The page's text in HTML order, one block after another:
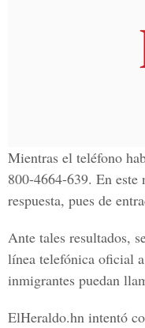
Mientras el teléfono
800-4664-639. En este
respuesta, pues de
Ante tales resultados,
línea telefónica oficial
inmigrantes puedan
ElHeraldo.hn intentó